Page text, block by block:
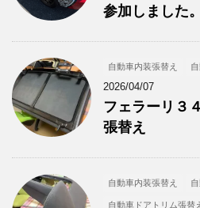
参加しました。
自動車内装張替え
2026/04/07
フェラーリ３
張替え
自動車内装張替え
自動車ドアトリム張替え